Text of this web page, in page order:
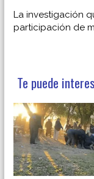
La investigación
participación de
Te puede